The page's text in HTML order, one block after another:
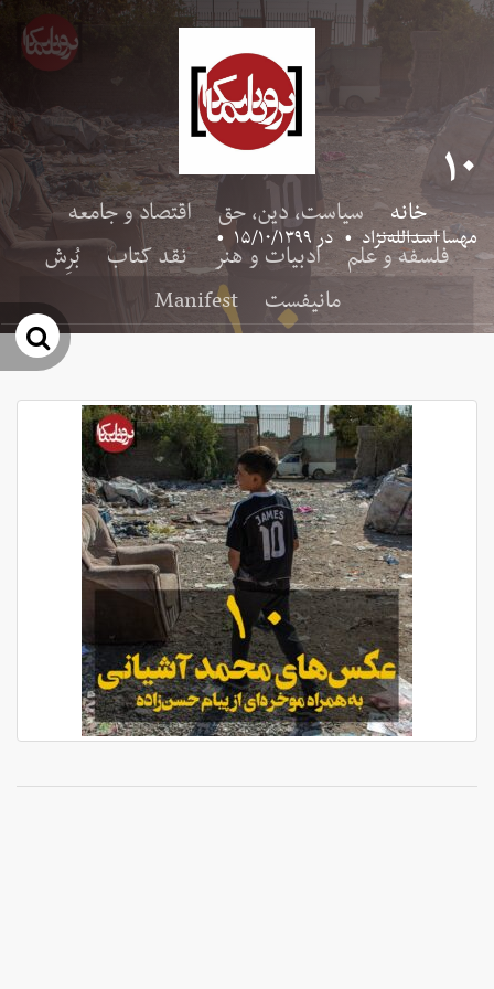
خانه سیاست، دین، حق
اقتصاد و جامعه
فلسفه و علم
ادبیات و هنر نقد کتاب
بُرِش
مانیفست
Manifest
۱۰
مهسا اسدالله‌نژاد • در۱۵/۱۰/۱۳۹۹ •